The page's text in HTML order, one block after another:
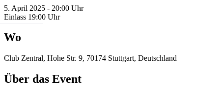
5. April 2025 - 20:00 Uhr
Einlass 19:00 Uhr
Wo
Club Zentral, Hohe Str. 9, 70174 Stuttgart, Deutschland
Über das Event